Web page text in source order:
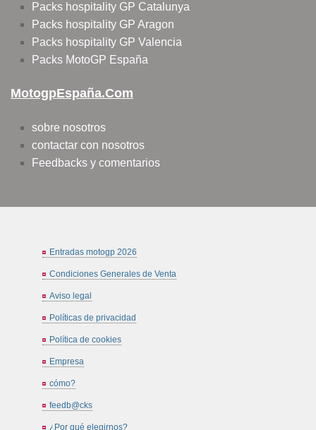
Packs hospitality GP Catalunya
Packs hospitality GP Aragon
Packs hospitality GP Valencia
Packs MotoGP España
MotogpEspaña.com
sobre nosotros
contactar con nosotros
Feedbacks y comentarios
Entradas motogp 2026
Condiciones Generales de Venta
Aviso legal
Políticas de privacidad
Política de cookies
Empresa
cómo?
feedb@cks
¿Por qué elegirnos?